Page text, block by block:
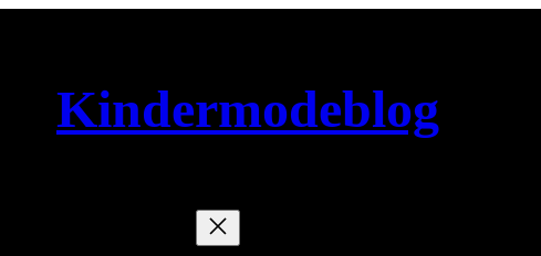
Kindermodeblog